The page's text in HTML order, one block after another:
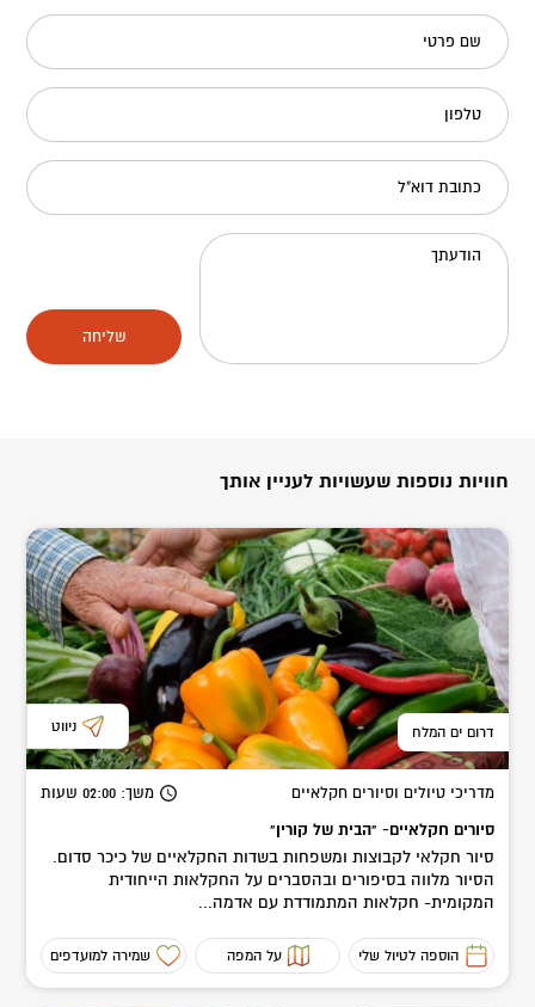
שם פרטי
טלפון
כתובת דוא"ל
הודעתך
שליחה
חוויות נוספות שעשויות לעניין אותך
דרום ים המלח ניווט
מדריכי טיולים וסיורים חקלאיים משך: 02:00 שעות
סיורים חקלאיים- "הבית של קורין"
סיור חקלאי לקבוצות ומשפחות בשדות החקלאיים של כיכר סדום.
הסיור מלווה בסיפורים ובהסברים על החקלאות הייחודית
המקומית- חקלאות המתמודדת עם אדמה...
הוספה לטיול שלי על המפה שמירה למועדפים